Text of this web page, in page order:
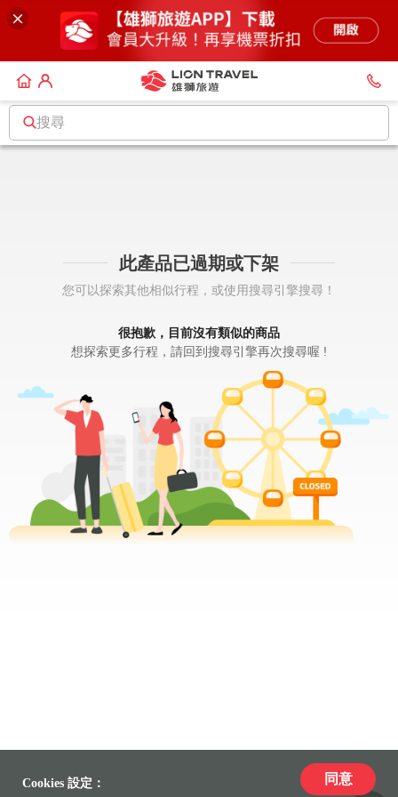
搜尋
此產品已過期或下架
您可以探索其他相似行程，或使用搜尋引擎搜尋！
很抱歉，目前沒有類似的商品
想探索更多行程，請回到搜尋引擎再次搜尋喔 !
Cookies 設定： 同意